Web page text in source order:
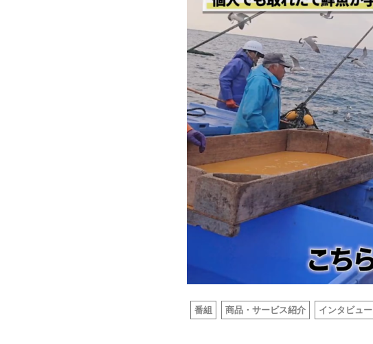
Service
番組 商品・サービス紹介 インタビュー